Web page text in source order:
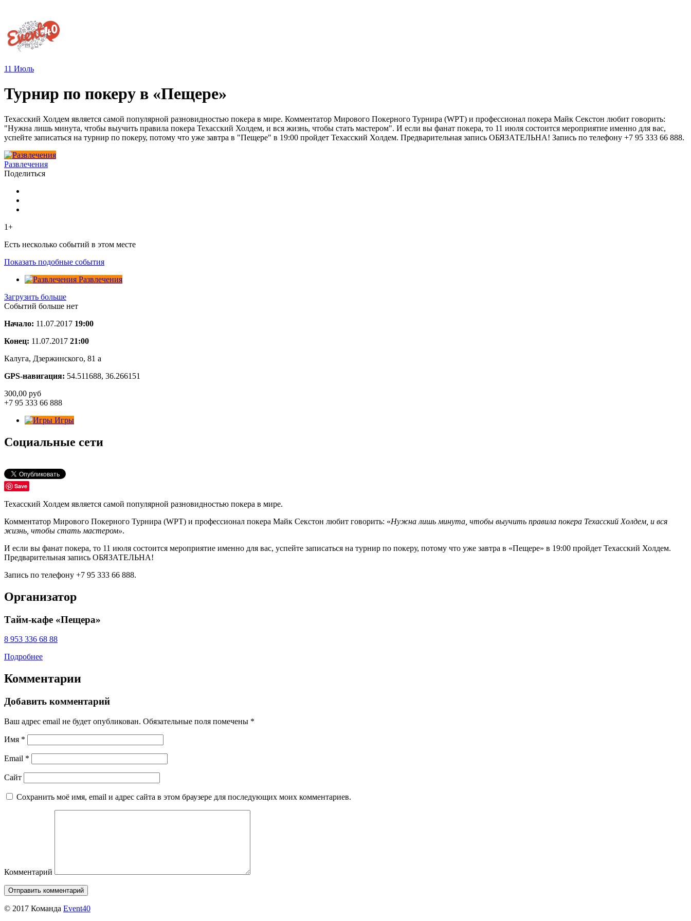
11 Июль
Турнир по покеру в «Пещере»
Техасский Холдем является самой популярной разновидностью покера в мире. Комментатор Мирового Покерного Турнира (WPT) и профессионал покера Майк Секстон любит говорить:
"Нужна лишь минута, чтобы выучить правила покера Техасский Холдем, и вся жизнь, чтобы стать мастером". И если вы фанат покера, то 11 июля состоится мероприятие именно для вас,
успейте записаться на турнир по покеру, потому что уже завтра в "Пещере" в 19:00 пройдет Техасский Холдем. Предварительная запись ОБЯЗАТЕЛЬНА! Запись по телефону +7 95 333 66 888.
Развлечения
Поделиться
1+
Есть несколько событий в этом месте
Показать подобные события
Развлечения
Загрузить больше
Событий больше нет
Начало: 11.07.2017 19:00
Конец: 11.07.2017 21:00
Калуга, Дзержинского, 81 а
GPS-навигация: 54.511688, 36.266151
300,00 руб
+7 95 333 66 888
Игры
Социальные сети
Save
Техасский Холдем является самой популярной разновидностью покера в мире.
Комментатор Мирового Покерного Турнира (WPT) и профессионал покера Майк Секстон любит говорить: «Нужна лишь минута, чтобы выучить правила покера Техасский Холдем, и вся
жизнь, чтобы стать мастером».
И если вы фанат покера, то 11 июля состоится мероприятие именно для вас, успейте записаться на турнир по покеру, потому что уже завтра в «Пещере» в 19:00 пройдет Техасский Холдем.
Предварительная запись ОБЯЗАТЕЛЬНА!
Запись по телефону +7 95 333 66 888.
Организатор
Тайм-кафе «Пещера»
8 953 336 68 88
Подробнее
Комментарии
Добавить комментарий
Ваш адрес email не будет опубликован. Обязательные поля помечены *
Имя *
Email *
Сайт
Сохранить моё имя, email и адрес сайта в этом браузере для последующих моих комментариев.
Комментарий
© 2017 Команда Event40